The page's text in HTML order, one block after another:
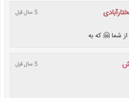
5 سال قبل
شما 🤗 که به
5 سال قبل